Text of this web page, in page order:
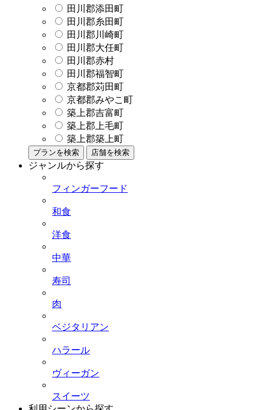
田川郡添田町
田川郡糸田町
田川郡川崎町
田川郡大任町
田川郡赤村
田川郡福智町
京都郡苅田町
京都郡みやこ町
築上郡吉富町
築上郡上毛町
築上郡築上町
プランを検索 店舗を検索
ジャンルから探す
フィンガーフード
和食
洋食
中華
寿司
肉
ベジタリアン
ハラール
ヴィーガン
スイーツ